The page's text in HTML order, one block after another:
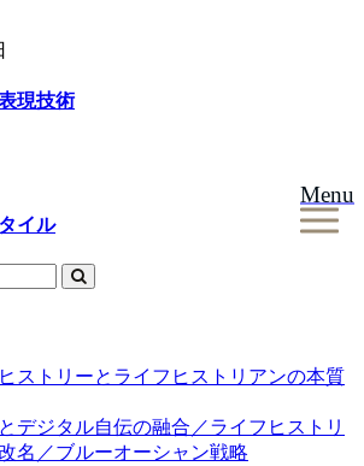
Menu
現技術
イル
ストリーとライフヒストリアンの本質
デジタル自伝の融合／ライフヒストリ
名／ブルーオーシャン戦略